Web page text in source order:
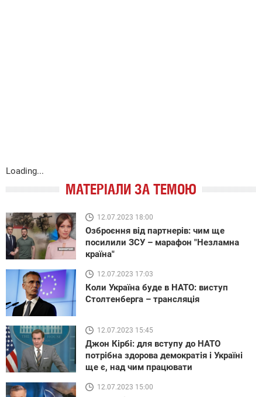
Loading...
МАТЕРІАЛИ ЗА ТЕМОЮ
12.07.2023 18:00
Озброєння від партнерів: чим ще
посилили ЗСУ – марафон "Незламна
країна"
12.07.2023 17:03
Коли Україна буде в НАТО: виступ
Столтенберга – трансляція
12.07.2023 15:45
Джон Кірбі: для вступу до НАТО
потрібна здорова демократія і Україні
ще є, над чим працювати
12.07.2023 15:00